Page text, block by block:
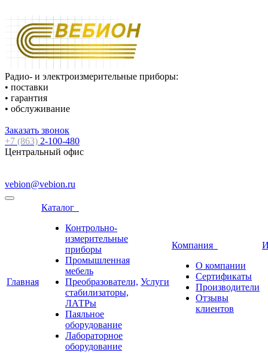
Радио- и электроизмерительные приборы:
• поставки
• гарантия
• обслуживание
Заказать звонок
+7 (863) 2-100-480
Центральный офис
vebion@vebion.ru
Главная
Каталог
Контрольно-
измерительные
приборы
Промышленная
мебель
Преобразователи,
стабилизаторы,
ЛАТРы
Паяльное
оборудование
Лабораторное
оборудование
Услуги
Компания
О компании
Сертификаты
Производители
Отзывы
клиентов